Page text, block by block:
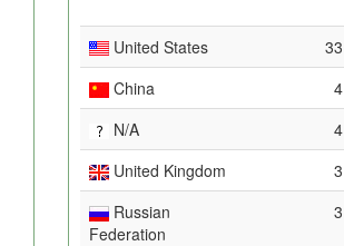
United States
33
China
4
N/A
4
United Kingdom
3
Russian
Federation
3